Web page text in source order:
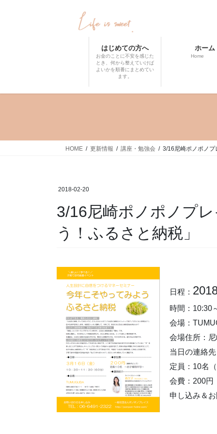
はじめての方へ
お金のことに不安を感じた
とき、何から整えていけば
よいかを順番にまとめてい
ます。
ホーム
Home
HOME 更新情報 講座・勉強会 3/16尼崎ポノポノプ
2018-02-20
3/16尼崎ポノポノプ
う！ふるさと納税」
日程 ：
時間：10:30
会場：
会場住所：
当日の連絡
定員：10名
会費：200円
申し込み＆